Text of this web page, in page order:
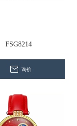
FSG8214
询价